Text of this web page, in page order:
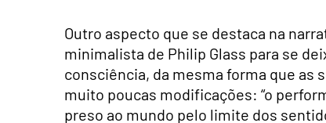
Outro aspecto que se destaca na
minimalista de Philip Glass para se
consciência, da mesma forma que
muito poucas modificações: “o
preso ao mundo pelo limite dos